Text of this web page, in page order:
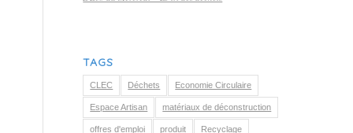
TAGS
CLEC Déchets Economie Circulaire
Espace Artisan matériaux de déconstruction
offres d'emploi produit Recyclage